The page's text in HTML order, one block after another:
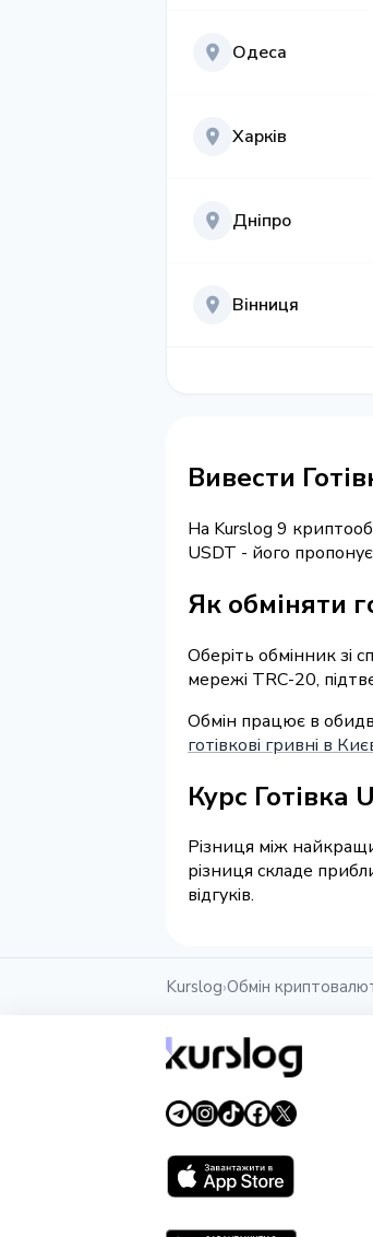
Одеса
Харків
Дніпро
Вінниця
Вивести
На Kurslog 9
USDT - його
Як обміняти
Оберіть обмінник зі
мережі TRC-20,
Обмін працює в
готівкові гривні в
Курс Готівка
Різниця між
різниця складе
відгуків.
Kurslog›Обмін